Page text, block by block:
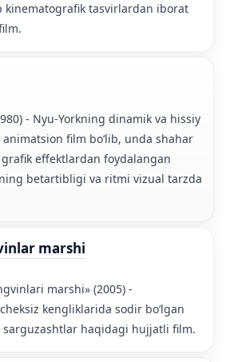
kinematografik tasvirlardan iborat
- Nyu-Yorkning dinamik va hissiy
film boʻlib, unda shahar
effektlardan foydalangan
betartibligi va ritmi vizual tarzda
marshi
marshi» (2005) -
kengliklarida sodir boʻlgan
haqidagi hujjatli film.